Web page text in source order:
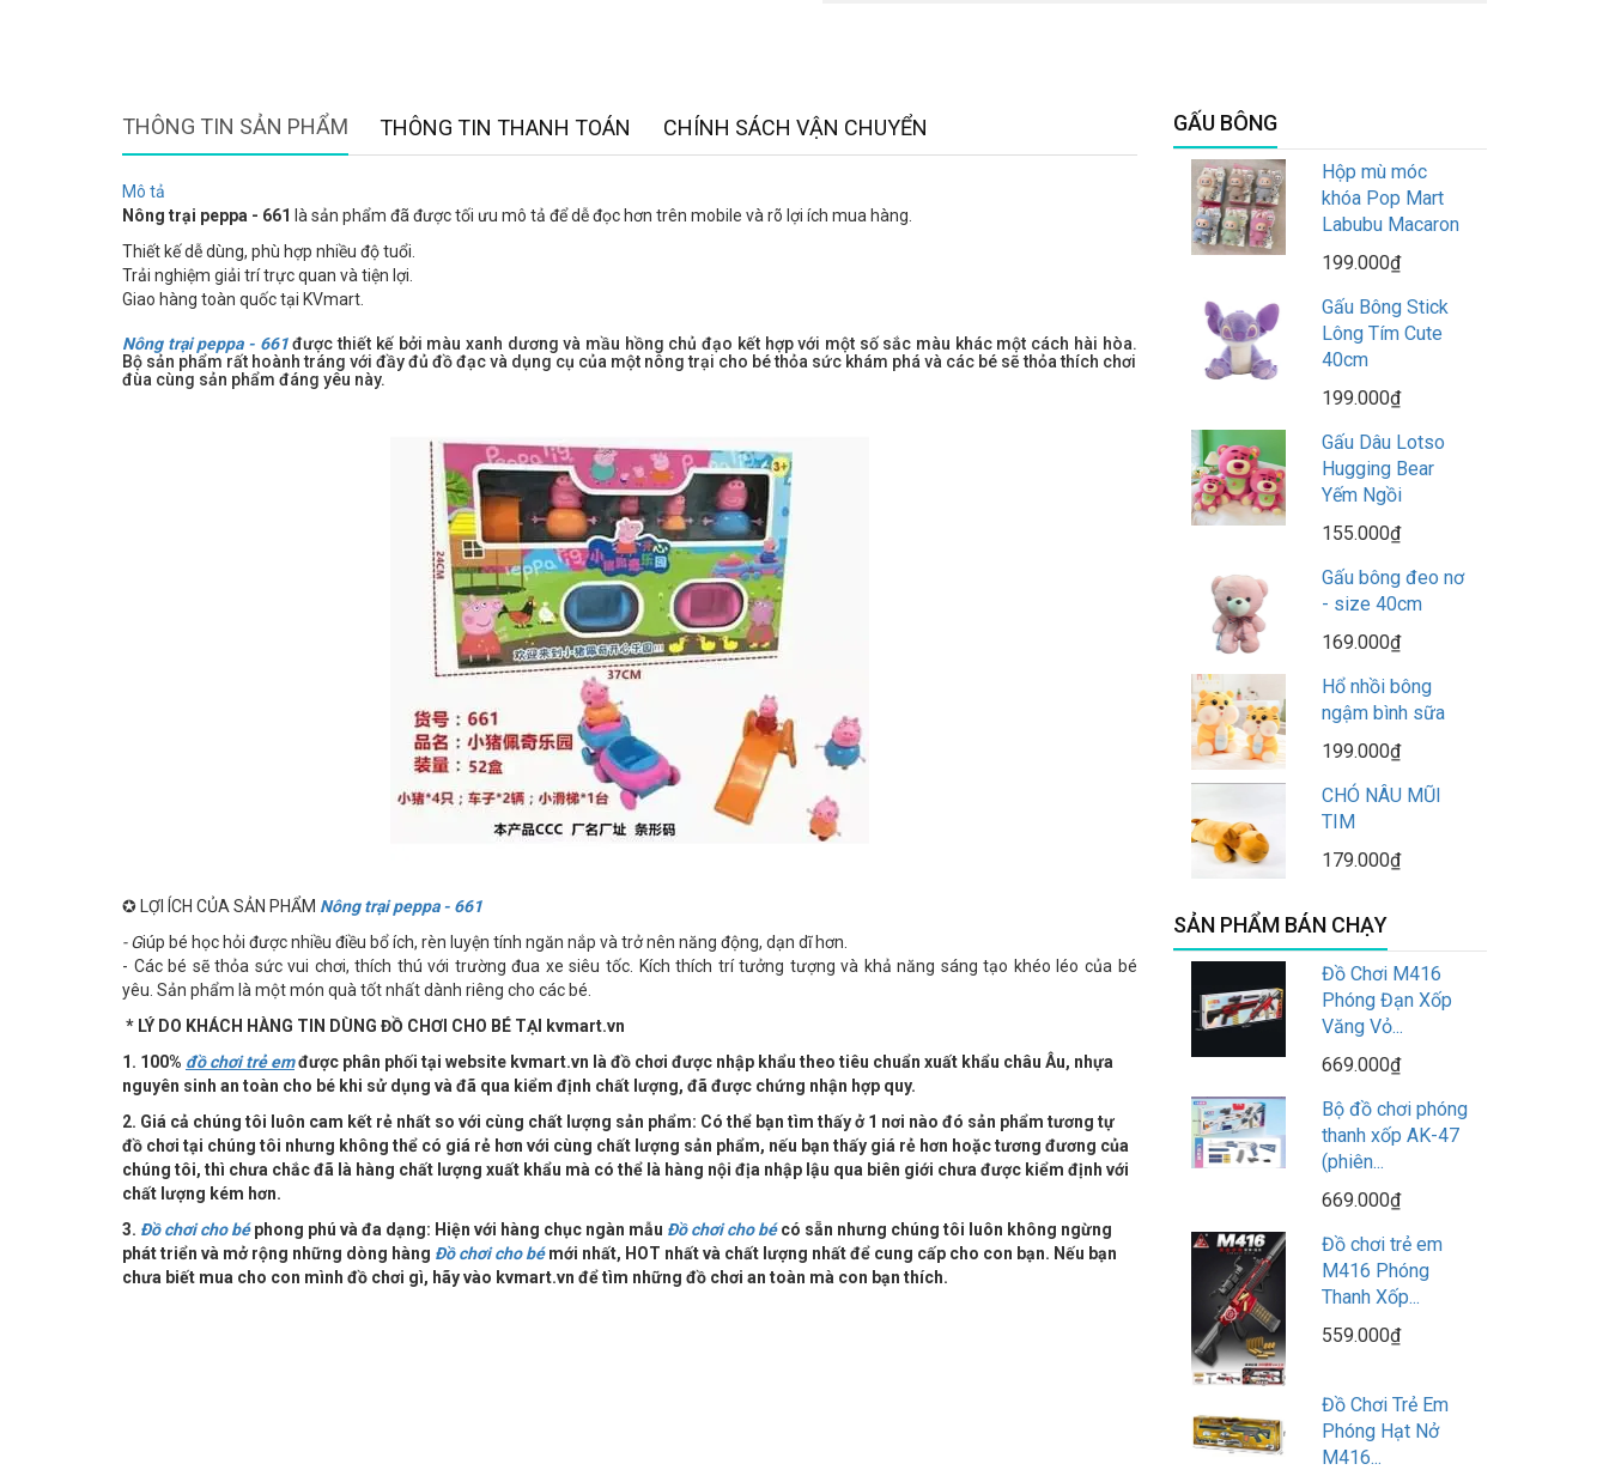
THÔNG TIN SẢN PHẨM THÔNG TIN THANH TOÁN CHÍNH SÁCH VẬN CHUYỂN
Mô tả
Nông trại peppa - 661 là sản phẩm đã được tối ưu mô tả để dễ đọc hơn trên mobile và rõ lợi ích mua hàng.
Thiết kế dễ dùng, phù hợp nhiều độ tuổi.
Trải nghiệm giải trí trực quan và tiện lợi.
Giao hàng toàn quốc tại KVmart.
Nông trại peppa - 661được thiết kế bởi màu xanh dương và mầu hồng chủ đạo kết hợp với một số sắc màu khác một cách hài hòa.
Bộ sản phẩm rất hoành tráng với đầy đủ đồ đạc và dụng cụ của một nông trại cho bé thỏa sức khám phá và các bé sẽ thỏa thích chơi
đùa cùng sản phẩm đáng yêu này.
✪ LỢI ÍCH CỦA SẢN PHẨM Nông trại peppa - 661
- Giúp bé học hỏi được nhiều điều bổ ích, rèn luyện tính ngăn nắp và trở nên năng động, dạn dĩ hơn.
- Các bé sẽ thỏa sức vui chơi, thích thú với trường đua xe siêu tốc. Kích thích trí tưởng tượng và khả năng sáng tạo khéo léo của bé
yêu. Sản phẩm là một món quà tốt nhất dành riêng cho các bé.
* LÝ DO KHÁCH HÀNG TIN DÙNG ĐỒ CHƠI CHO BÉ TẠI kvmart.vn
1. 100% đồ chơi trẻ emđược phân phối tại website kvmart.vn là đồ chơi được nhập khẩu theo tiêu chuẩn xuất khẩu châu Âu, nhựa
nguyên sinh an toàn cho bé khi sử dụng và đã qua kiểm định chất lượng, đã được chứng nhận hợp quy.
2. Giá cả chúng tôi luôn cam kết rẻ nhất so với cùng chất lượng sản phẩm: Có thể bạn tìm thấy ở 1 nơi nào đó sản phẩm tương tự
đồ chơi tại chúng tôi nhưng không thể có giá rẻ hơn với cùng chất lượng sản phẩm, nếu bạn thấy giá rẻ hơn hoặc tương đương của
chúng tôi, thì chưa chắc đã là hàng chất lượng xuất khẩu mà có thể là hàng nội địa nhập lậu qua biên giới chưa được kiểm định với
chất lượng kém hơn.
3. Đồ chơi cho béphong phú và đa dạng: Hiện với hàng chục ngàn mẫu Đồ chơi cho bécó sẵn nhưng chúng tôi luôn không ngừng
phát triển và mở rộng những dòng hàng Đồ chơi cho bémới nhất, HOT nhất và chất lượng nhất để cung cấp cho con bạn. Nếu bạn
chưa biết mua cho con mình đồ chơi gì, hãy vào kvmart.vn để tìm những đồ chơi an toàn mà con bạn thích.
GẤU BÔNG
Hộp mù móc
khóa Pop Mart
Labubu Macaron
199.000₫
Gấu Bông Stick
Lông Tím Cute
40cm
199.000₫
Gấu Dâu Lotso
Hugging Bear
Yếm Ngồi
155.000₫
Gấu bông đeo nơ
- size 40cm
169.000₫
Hổ nhồi bông
ngậm bình sữa
199.000₫
CHÓ NÂU MŨI
TIM
179.000₫
SẢN PHẨM BÁN CHẠY
Đồ Chơi M416
Phóng Đạn Xốp
Văng Vỏ...
669.000₫
Bộ đồ chơi phóng
thanh xốp AK-47
(phiên...
669.000₫
Đồ chơi trẻ em
M416 Phóng
Thanh Xốp...
559.000₫
Đồ Chơi Trẻ Em
Phóng Hạt Nở
M416...